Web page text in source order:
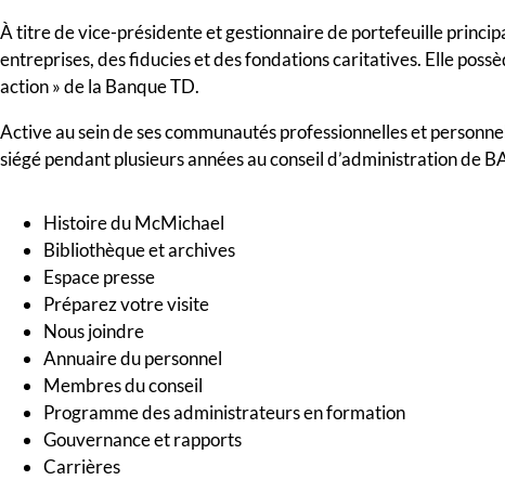
À titre de vice-présidente et gestionnaire de portefeuille
entreprises, des fiducies et des fondations caritatives. Elle
action » de la Banque TD.
Active au sein de ses communautés professionnelles et
siégé pendant plusieurs années au conseil d’administration de
Histoire du McMichael
Bibliothèque et archives
Espace presse
Préparez votre visite
Nous joindre
Annuaire du personnel
Membres du conseil
Programme des administrateurs en formation
Gouvernance et rapports
Carrières